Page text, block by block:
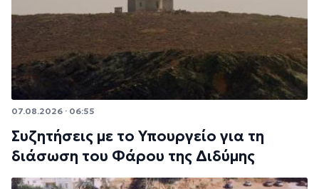
07.08.2026 · 06:55
Συζητήσεις με το Υπουργείο για τη
διάσωση του Φάρου της Διδύμης